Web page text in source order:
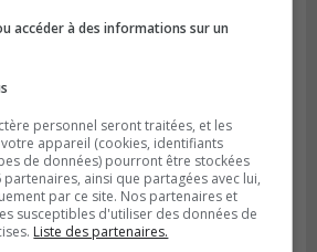
accéder à des informations sur un
personnel seront traitées, et les
appareil (cookies, identifiants
de données) pourront être stockées
ainsi que partagées avec lui,
par ce site. Nos partenaires et
susceptibles d'utiliser des données de
Liste des partenaires.